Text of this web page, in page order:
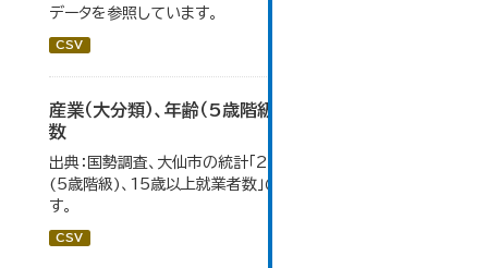
データを参照しています。
CSV
産業（大分類）、年齢（5歳階級）、15歳以上就業者
数
出典：国勢調査、大仙市の統計「2-7 産業(大分類)、年齢
(5歳階級)、15歳以上就業者数」のデータを参照していま
す。
CSV